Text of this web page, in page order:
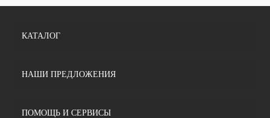
КАТАЛОГ
НАШИ ПРЕДЛОЖЕНИЯ
ПОМОЩЬ И СЕРВИСЫ